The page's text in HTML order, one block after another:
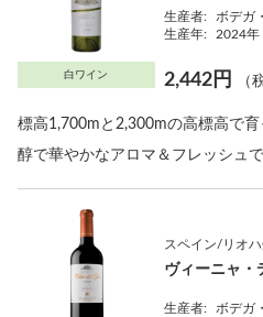
白ワイン
生産者:
ボデガ
生産年:
2024年
2,442円 （
標高1,700mと2,300mの高標高で
醇で華やかなアロマ＆フレッシュ
スペイン/リオハ
ヴィーニャ
生産者:
ボデガ